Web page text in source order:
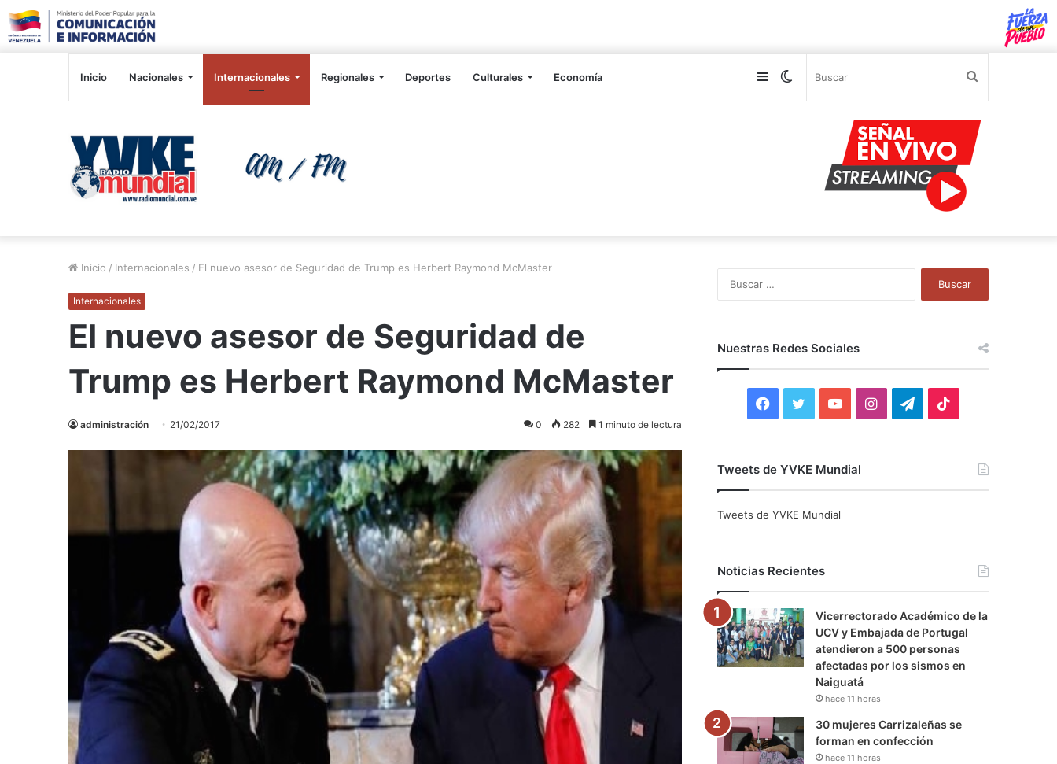
Inicio Nacionales Internacionales Regionales Deportes Culturales Economía Switch
Sidebar
Inicio / Internacionales / El nuevo asesor de Seguridad de Trump es Herbert Raymond McMaster
Internacionales
El nuevo asesor de Seguridad de
Trump es Herbert Raymond McMaster
administración 21/02/2017 0 282 1 minuto de lectura
Nuestras Redes Sociales
F
c
o
k
i
r
Y
u
e
I
r
a
m
T
a
m
Tweets de YVKE Mundial
Tweets de YVKE Mundial
Noticias Recientes
Vicerrectorado Académico de la
UCV y Embajada de Portugal
atendieron a 500 personas
afectadas por los sismos en
Naiguatá
hace 11 horas
30 mujeres Carrizaleñas se
forman en confección
hace 11 horas